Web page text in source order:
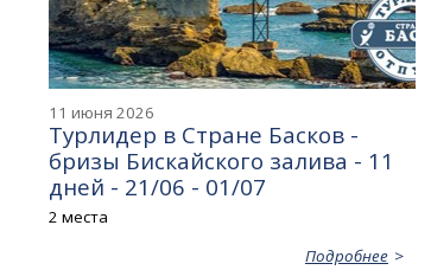
11 июня 2026
Турлидер в Стране Басков -
бризы Бискайского залива - 11
дней - 21/06 - 01/07
2 места
Подробнее